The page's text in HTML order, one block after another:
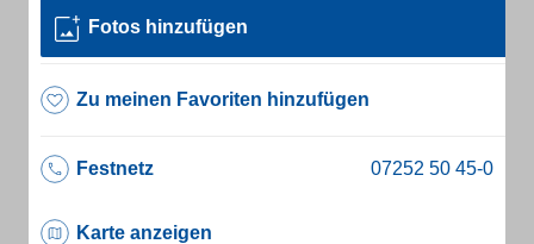
Fotos hinzufügen
Zu meinen Favoriten hinzufügen
Festnetz
Karte anzeigen